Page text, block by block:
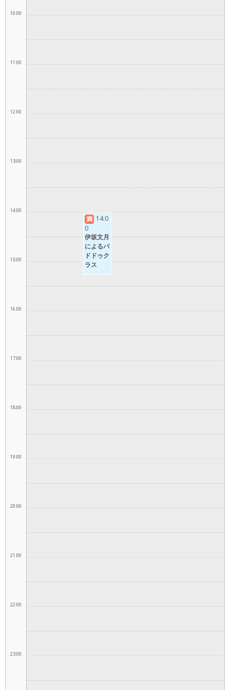
10:00
11:00
12:00
13:00
14:00
15:00
16:00
17:00
18:00
19:00
20:00
21:00
22:00
23:00
満 14:0
0
伊坂文月
によるパ
ドドゥク
ラス